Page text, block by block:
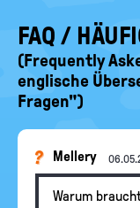
FAQ /
(Frequently
englische
Fragen")
Mellery
Warum